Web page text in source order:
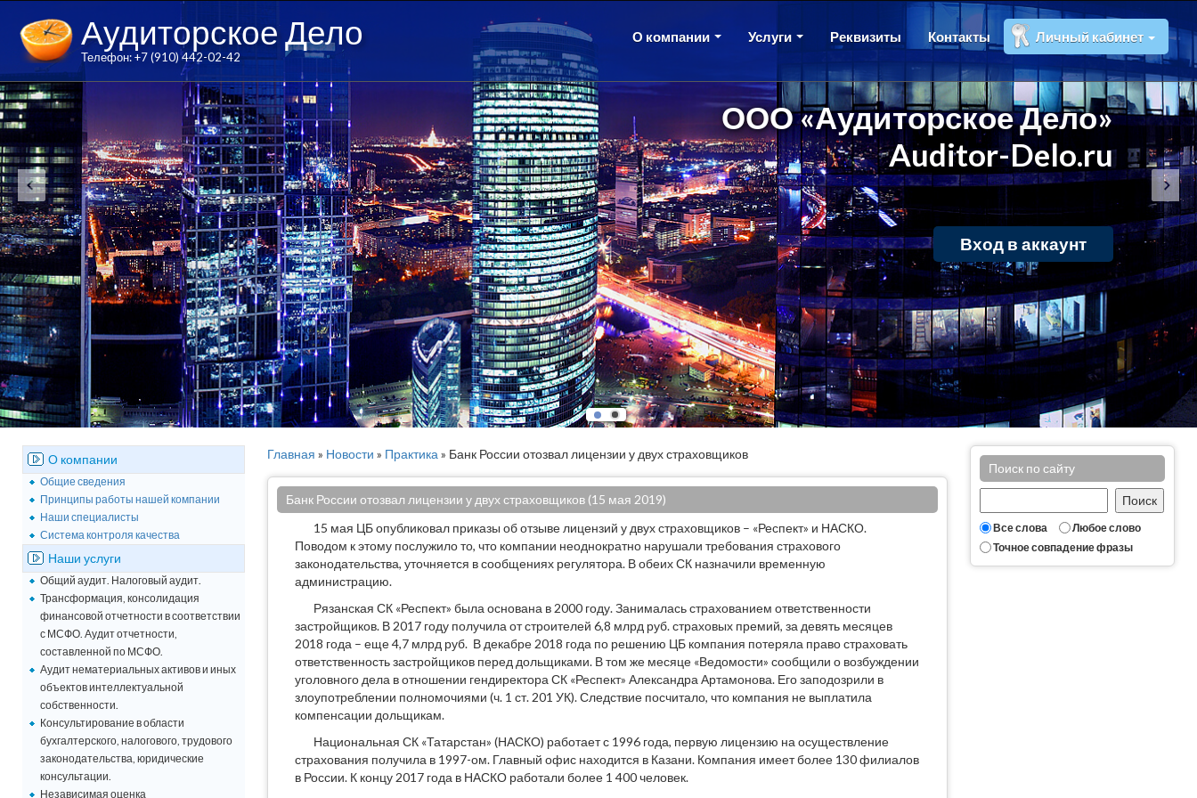
Аудиторское Дело
Телефон: +7 (910) 442-02-42
О компании Услуги Реквизиты Контакты Личный кабинет
ООО «Аудиторское Дело»
Auditor-Delo.ru
Вход в аккаунт
О компании
Общие сведения
Принципы работы нашей компании
Наши специалисты
Система контроля качества
Наши услуги
Общий аудит. Налоговый аудит.
Трансформация, консолидация
финансовой отчетности в соответствии
с МСФО. Аудит отчетности,
составленной по МСФО.
Аудит нематериальных активов и иных
объектов интеллектуальной
собственности.
Консультирование в области
бухгалтерского, налогового, трудового
законодательства, юридические
консультации.
Независимая оценка
Поиск по сайту
Все слова
Любое слово
Точное совпадение фразы
Главная » Новости » Практика » Банк России отозвал лицензии у двух страховщиков
Банк России отозвал лицензии у двух страховщиков (15 мая 2019)
15 мая ЦБ опубликовал приказы об отзыве лицензий у двух страховщиков – «Респект» и НАСКО.
Поводом к этому послужило то, что компании неоднократно нарушали требования страхового
законодательства, уточняется в сообщениях регулятора. В обеих СК назначили временную
администрацию.
Рязанская СК «Респект» была основана в 2000 году. Занималась страхованием ответственности
застройщиков. В 2017 году получила от строителей 6,8 млрд руб. страховых премий, за девять месяцев
2018 года – еще 4,7 млрд руб. В декабре 2018 года по решению ЦБ компания потеряла право страховать
ответственность застройщиков перед дольщиками. В том же месяце «Ведомости» сообщили о возбуждении
уголовного дела в отношении гендиректора СК «Респект» Александра Артамонова. Его заподозрили в
злоупотреблении полномочиями (ч. 1 ст. 201 УК). Следствие посчитало, что компания не выплатила
компенсации дольщикам.
Национальная СК «Татарстан» (НАСКО) работает с 1996 года, первую лицензию на осуществление
страхования получила в 1997-ом. Главный офис находится в Казани. Компания имеет более 130 филиалов
в России. К концу 2017 года в НАСКО работали более 1 400 человек.